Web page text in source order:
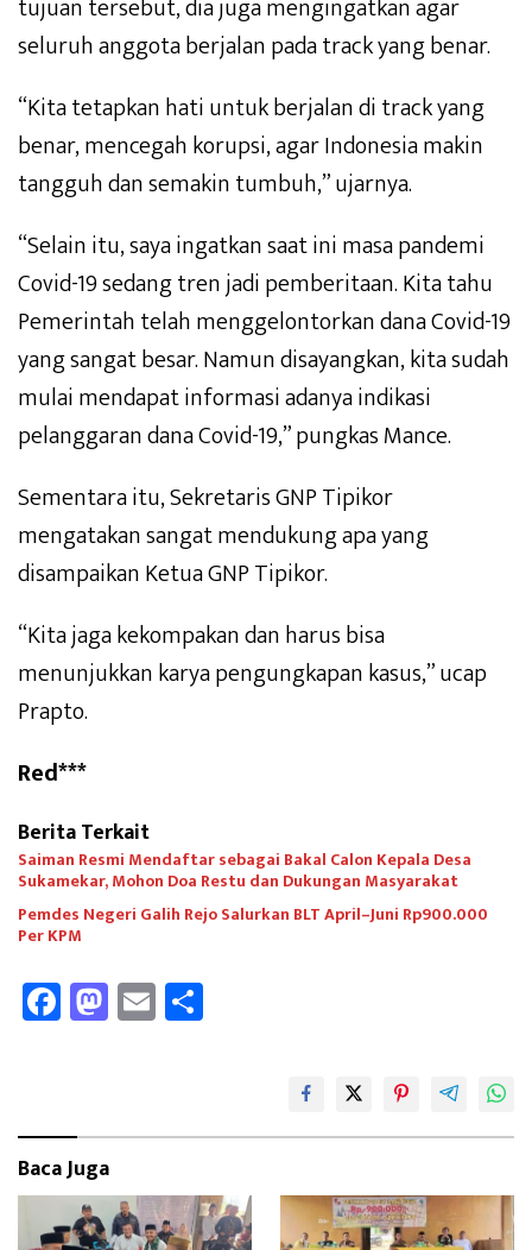
seluruh anggota berjalan pada track yang benar.
“Kita tetapkan hati untuk berjalan di track yang
benar, mencegah korupsi, agar Indonesia makin
tangguh dan semakin tumbuh,” ujarnya.
“Selain itu, saya ingatkan saat ini masa pandemi
Covid-19 sedang tren jadi pemberitaan. Kita tahu
Pemerintah telah menggelontorkan dana Covid-19
yang sangat besar. Namun disayangkan, kita sudah
mulai mendapat informasi adanya indikasi
pelanggaran dana Covid-19,” pungkas Mance.
Sementara itu, Sekretaris GNP Tipikor
mengatakan sangat mendukung apa yang
disampaikan Ketua GNP Tipikor.
“Kita jaga kekompakan dan harus bisa
menunjukkan karya pengungkapan kasus,” ucap
Prapto.
Red***
Berita Terkait
Saiman Resmi Mendaftar sebagai Bakal Calon Kepala Desa
Sukamekar, Mohon Doa Restu dan Dukungan Masyarakat
Pemdes Negeri Galih Rejo Salurkan BLT April–Juni Rp900.000
Per KPM
Fa
ce
k
M
as
o
n
E
m
Baca Juga